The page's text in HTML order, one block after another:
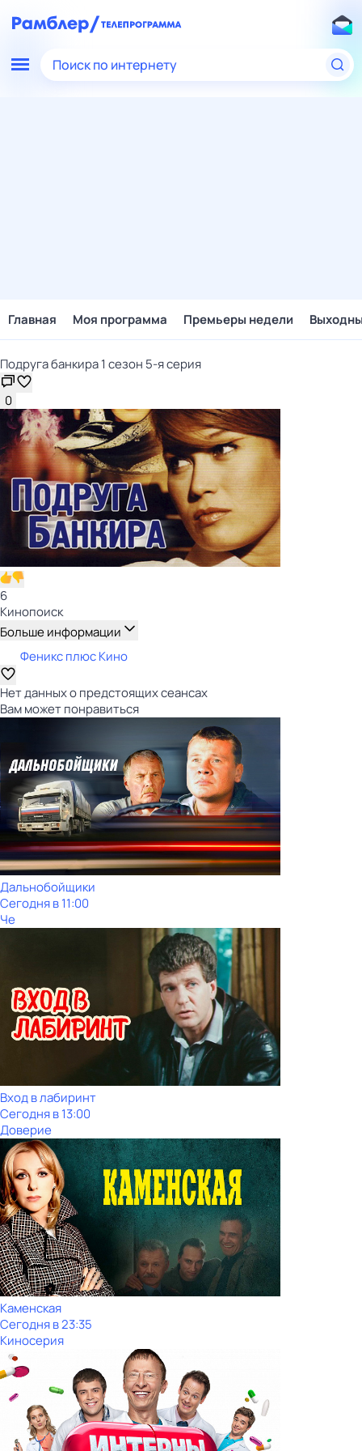
Поиск по интернету
Главная Моя программа Премьеры недели
Подруга банкира 1 сезон 5-я серия
0
6
Кинопоиск
Больше информации
Феникс плюс Кино
Нет данных о предстоящих сеансах
Вам может понравиться
Дальнобойщики
Сегодня в 11:00
Че
Вход в лабиринт
Сегодня в 13:00
Доверие
Каменская
Сегодня в 23:35
Киносерия